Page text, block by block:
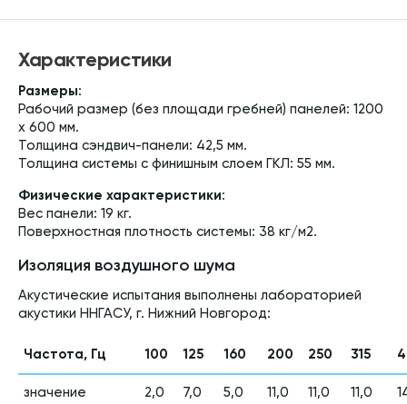
Характеристики
Размеры:
Рабочий размер (без площади гребней) панелей: 1200
х 600 мм.
Толщина сэндвич-панели: 42,5 мм.
Толщина системы с финишным слоем ГКЛ: 55 мм.
Физические характеристики:
Вес панели: 19 кг.
Поверхностная плотность системы: 38 кг/м2.
Изоляция воздушного шума
Акустические испытания выполнены лабораторией
акустики ННГАСУ, г. Нижний Новгород:
Частота, Гц 100 125 160 200 250 315
значение 2,0 7,0 5,0 11,0 11,0 11,0